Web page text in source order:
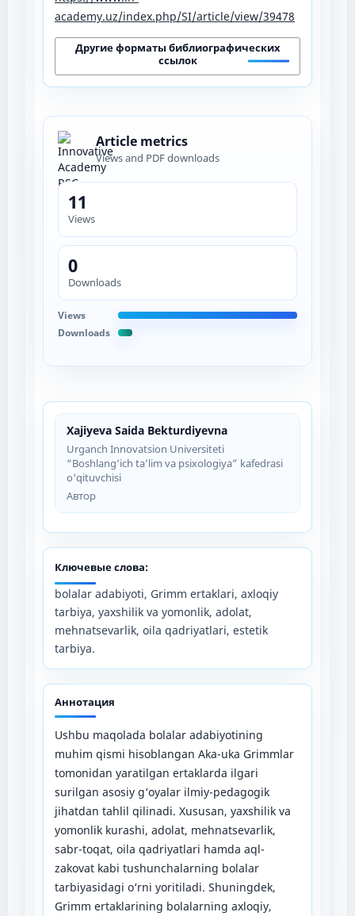
Xajiyeva Saida Bekturdiyevna
Urganch Innovatsion Universiteti
“Boshlang’ich ta’lim va psixologiya” kafedrasi
o‘qituvchisi
Автор
Ключевые слова:
bolalar adabiyoti, Grimm ertaklari, axloqiy
tarbiya, yaxshilik va yomonlik, adolat,
mehnatsevarlik, oila qadriyatlari, estetik
tarbiya.
Аннотация
Ushbu maqolada bolalar adabiyotining
muhim qismi hisoblangan Aka-uka Grimmlar
tomonidan yaratilgan ertaklarda ilgari
surilgan asosiy g‘oyalar ilmiy-pedagogik
jihatdan tahlil qilinadi. Xususan, yaxshilik va
yomonlik kurashi, adolat, mehnatsevarlik,
sabr-toqat, oila qadriyatlari hamda aql-
zakovat kabi tushunchalarning bolalar
tarbiyasidagi o‘rni yoritiladi. Shuningdek,
Grimm ertaklarining bolalarning axloqiy,
academy.uz/index.php/SI/article/view/39478
Другие форматы библиографических
ссылок
Article metrics
Views and PDF downloads
11
Views
0
Downloads
Views
Downloads